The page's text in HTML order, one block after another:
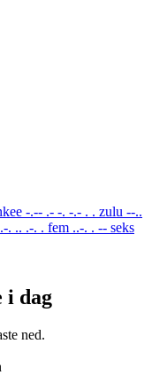
-.-- .- -. -.- . . zulu --..
. .. .-. . fem ..-. . -- seks
i dag
ned.